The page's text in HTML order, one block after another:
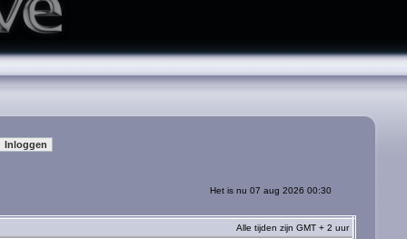
Het is nu 07 aug 2026 00:30
Alle tijden zijn GMT + 2 uur